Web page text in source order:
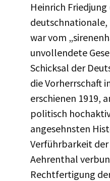
Heinrich
war vom
unvollendete
Schicksal der
die Vorherrschaft
erschienen 1919,
politisch
angesehnsten
Verführbarkeit
Aehrenthal
Rechtfertigung